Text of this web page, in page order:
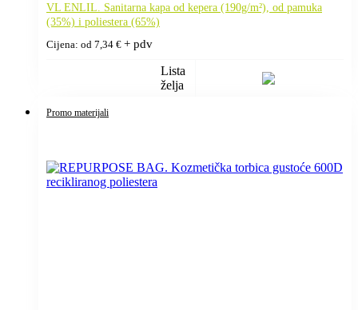
VL ENLIL. Sanitarna kapa od kepera (190g/m²), od pamuka
(35%) i poliestera (65%)
Cijena: od 7,34 € + pdv
Lista
želja
Promo materijali